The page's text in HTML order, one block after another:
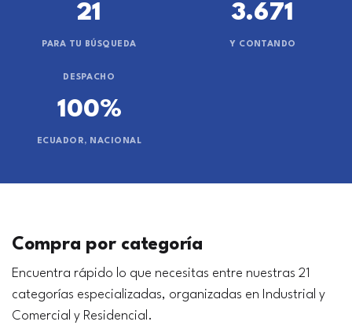
21
PARA TU BÚSQUEDA
3.671
Y CONTANDO
DESPACHO
100%
ECUADOR, NACIONAL
Compra por categoría
Encuentra rápido lo que necesitas entre nuestras 21
categorías especializadas, organizadas en Industrial y
Comercial y Residencial.